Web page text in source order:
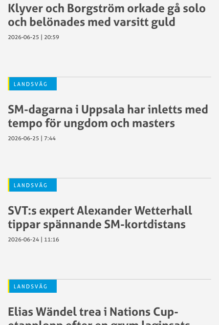
Klyver och Borgström orkade gå solo
och belönades med varsitt guld
2026-06-25 | 20:59
LANDSVÄG
SM-dagarna i Uppsala har inletts med
tempo för ungdom och masters
2026-06-25 | 7:44
LANDSVÄG
SVT:s expert Alexander Wetterhall
tippar spännande SM-kortdistans
2026-06-24 | 11:16
LANDSVÄG
Elias Wändel trea i Nations Cup-